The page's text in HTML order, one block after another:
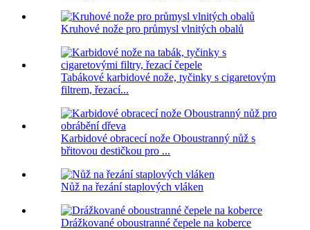
Kruhové nože pro průmysl vlnitých obalů
Tabákové karbidové nože, tyčinky s cigaretovým
filtrem, řezací...
Karbidové obracecí nože Oboustranný nůž s
břitovou destičkou pro ...
Nůž na řezání staplových vláken
Drážkované oboustranné čepele na koberce